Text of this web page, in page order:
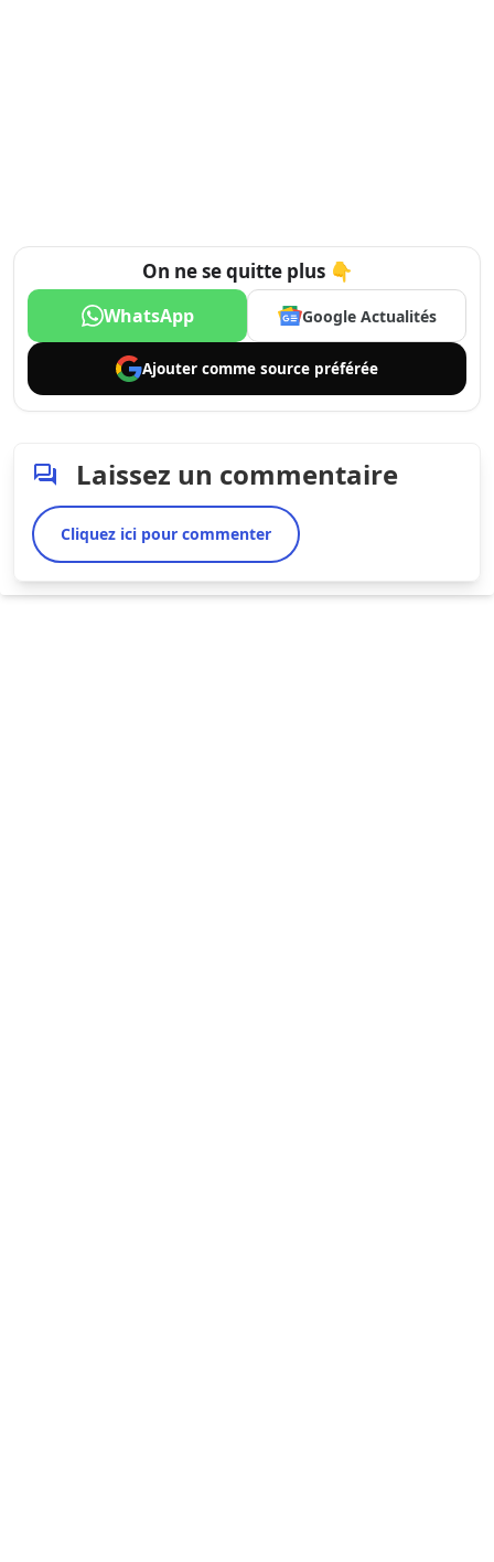
On ne se quitte plus 👇
WhatsApp Google Actualités
Ajouter comme source préférée
Laissez un commentaire
Cliquez ici pour commenter